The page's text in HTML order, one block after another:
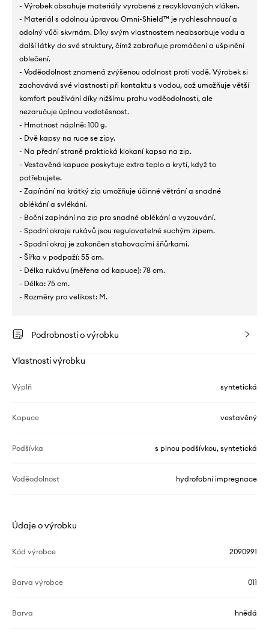
- Výrobek obsahuje materiály vyrobené z recyklovaných vláken.
- Materiál s odolnou úpravou Omni-Shield™ je rychleschnoucí a
odolný vůči skvrnám. Díky svým vlastnostem neabsorbuje vodu a
další látky do své struktury, čímž zabraňuje promáčení a ušpinění
oblečení.
- Voděodolnost znamená zvýšenou odolnost proti vodě. Výrobek si
zachovává své vlastnosti při kontaktu s vodou, což umožňuje větší
komfort používání díky nižšímu prahu voděodolnosti, ale
nezaručuje úplnou vodotěsnost.
- Hmotnost náplně: 100 g.
- Dvě kapsy na ruce se zipy.
- Na přední straně praktická klokaní kapsa na zip.
- Vestavěná kapuce poskytuje extra teplo a krytí, když to
potřebujete.
- Zapínání na krátký zip umožňuje účinné větrání a snadné
oblékání a svlékání.
- Boční zapínání na zip pro snadné oblékání a vyzouvání.
- Spodní okraje rukávů jsou regulovatelné suchým zipem.
- Spodní okraj je zakončen stahovacími šňůrkami.
- Šířka v podpaží: 55 cm.
- Délka rukávu (měřena od kapuce): 78 cm.
- Délka: 75 cm.
- Rozměry pro velikost: M.
Podrobnosti o výrobku
Vlastnosti výrobku
Výplň syntetická
Kapuce vestavěný
Podšívka s plnou podšívkou, syntetická
Voděodolnost hydrofobní impregnace
Údaje o výrobku
Kód výrobce 2090991
Barva výrobce 011
Barva hnědá